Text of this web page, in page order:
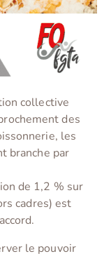
collective
des
les
branche par
de 1,2 % sur
cadres) est
le pouvoir